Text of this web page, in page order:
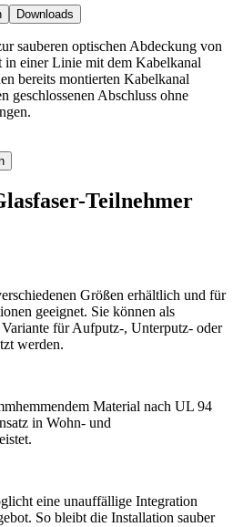
Downloads
sauberen optischen Abdeckung von
in einer Linie mit dem Kabelkanal
bereits montierten Kabelkanal
geschlossenen Abschluss ohne
Teilnehmer
Größen erhältlich und für
geeignet. Sie können als
für Aufputz-, Unterputz- oder
werden.
Material nach UL 94
in Wohn- und
eine unauffällige Integration
So bleibt die Installation sauber